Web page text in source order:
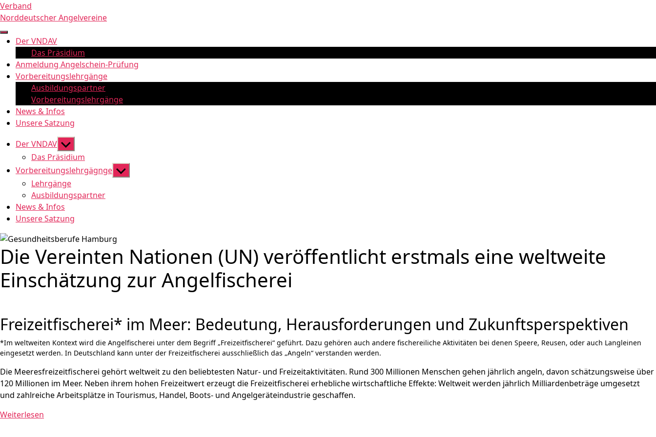
Zum
Inhalt
springen
Verband
Norddeutscher Angelvereine
Der VNDAV
Das Präsidium
Anmeldung Angelschein-Prüfung
Vorbereitungslehrgänge
Ausbildungspartner
Vorbereitungslehrgänge
News & Infos
Unsere Satzung
Der VNDAV Untermenü
anzeigen
Das Präsidium
Vorbereitungslehrgägnge Untermenü
Lehrgänge
Ausbildungspartner
News & Infos
Unsere Satzung
Die Vereinten Nationen (UN) veröffentlicht erstmals eine weltweite
Einschätzung zur Angelfischerei
Freizeitfischerei* im Meer: Bedeutung, Herausforderungen und Zukunftsperspektiven
*Im weltweiten Kontext wird die Angelfischerei unter dem Begriff „Freizeitfischerei“ geführt. Dazu gehören auch andere fischereiliche Aktivitäten bei denen Speere, Reusen, oder auch Langleinen
eingesetzt werden. In Deutschland kann unter der Freizeitfischerei ausschließlich das „Angeln“ verstanden werden.
Die Meeresfreizeitfischerei gehört weltweit zu den beliebtesten Natur- und Freizeitaktivitäten. Rund 300 Millionen Menschen gehen jährlich angeln, davon schätzungsweise über
120 Millionen im Meer. Neben ihrem hohen Freizeitwert erzeugt die Freizeitfischerei erhebliche wirtschaftliche Effekte: Weltweit werden jährlich Milliardenbeträge umgesetzt
und zahlreiche Arbeitsplätze in Tourismus, Handel, Boots- und Angelgeräteindustrie geschaffen.
Weiterlesen